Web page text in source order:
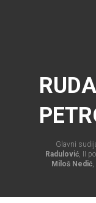
Glavni
Radulović, II
Miloš Nedić,